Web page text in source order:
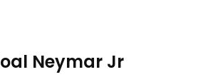
Neymar Jr